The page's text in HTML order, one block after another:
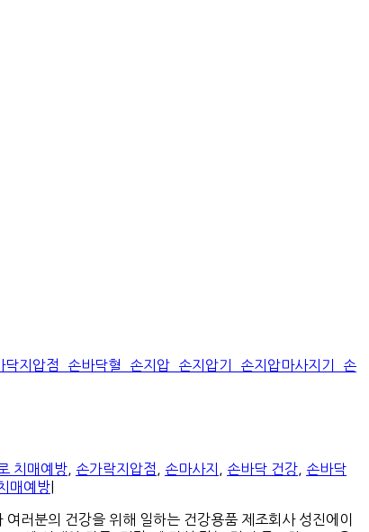
치매예방 손가락지압점 손마사지 손바닥 건강
손바닥
매예방
분의 건강을 위해 일하는 건강용품 제조회사 성진에이